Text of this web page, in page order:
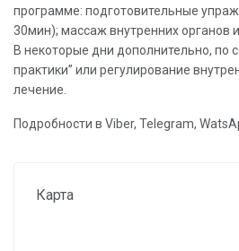
программе: подготовительные
30мин); массаж внутренних органов
В некоторые дни дополнительно, по
практики” или регулирование
лечение.
Подробности в Viber, Telegram,
Карта